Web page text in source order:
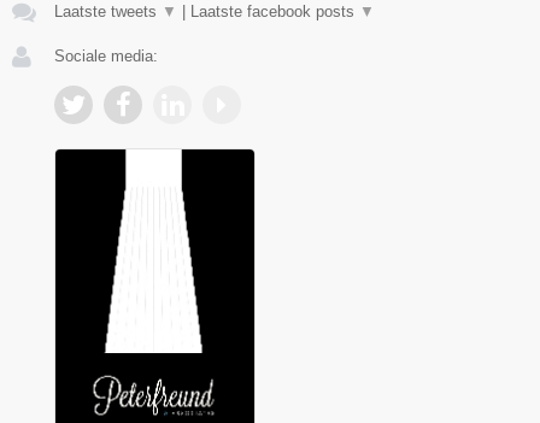
Laatste tweets ▼ Laatste facebook posts ▼
Sociale media: